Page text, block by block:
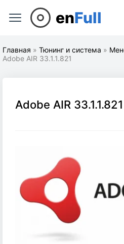
enFull
Главная » Тюнинг и система »
Adobe AIR 33.1.1.821
Adobe AIR 33.1.1.821